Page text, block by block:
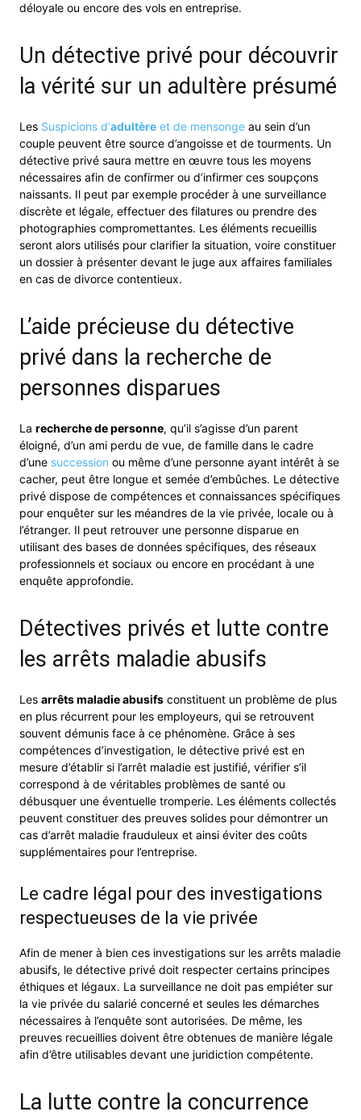
déloyale ou encore des vols en entreprise.
Un détective privé pour découvrir
la vérité sur un adultère présumé
Les Suspicions d’adultère et de mensonge au sein d’un
couple peuvent être source d’angoisse et de tourments. Un
détective privé saura mettre en œuvre tous les moyens
nécessaires afin de confirmer ou d’infirmer ces soupçons
naissants. Il peut par exemple procéder à une surveillance
discrète et légale, effectuer des filatures ou prendre des
photographies compromettantes. Les éléments recueillis
seront alors utilisés pour clarifier la situation, voire constituer
un dossier à présenter devant le juge aux affaires familiales
en cas de divorce contentieux.
L’aide précieuse du détective
privé dans la recherche de
personnes disparues
La recherche de personne, qu’il s’agisse d’un parent
éloigné, d’un ami perdu de vue, de famille dans le cadre
d’une succession ou même d’une personne ayant intérêt à se
cacher, peut être longue et semée d’embûches. Le détective
privé dispose de compétences et connaissances spécifiques
pour enquêter sur les méandres de la vie privée, locale ou à
l’étranger. Il peut retrouver une personne disparue en
utilisant des bases de données spécifiques, des réseaux
professionnels et sociaux ou encore en procédant à une
enquête approfondie.
Détectives privés et lutte contre
les arrêts maladie abusifs
Les arrêts maladie abusifs constituent un problème de plus
en plus récurrent pour les employeurs, qui se retrouvent
souvent démunis face à ce phénomène. Grâce à ses
compétences d’investigation, le détective privé est en
mesure d’établir si l’arrêt maladie est justifié, vérifier s’il
correspond à de véritables problèmes de santé ou
débusquer une éventuelle tromperie. Les éléments collectés
peuvent constituer des preuves solides pour démontrer un
cas d’arrêt maladie frauduleux et ainsi éviter des coûts
supplémentaires pour l’entreprise.
Le cadre légal pour des investigations
respectueuses de la vie privée
Afin de mener à bien ces investigations sur les arrêts maladie
abusifs, le détective privé doit respecter certains principes
éthiques et légaux. La surveillance ne doit pas empiéter sur
la vie privée du salarié concerné et seules les démarches
nécessaires à l’enquête sont autorisées. De même, les
preuves recueillies doivent être obtenues de manière légale
afin d’être utilisables devant une juridiction compétente.
La lutte contre la concurrence